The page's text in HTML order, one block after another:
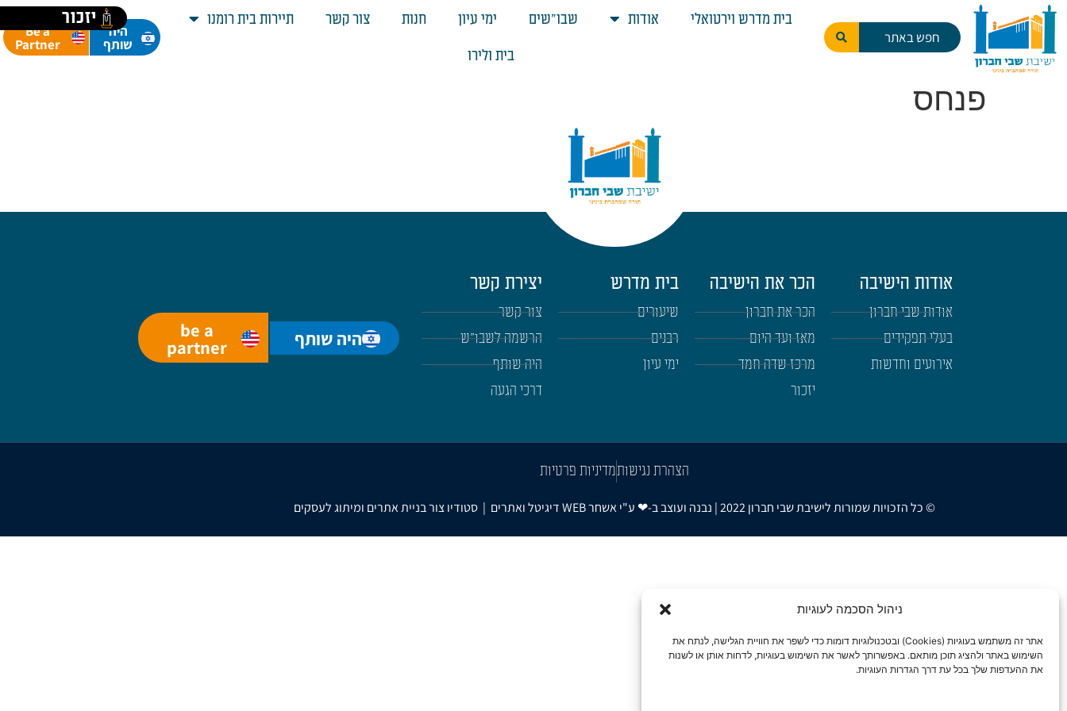
ניהול הסכמה לעוגיות
אתר זה משתמש בעוגיות (Cookies) ובטכנולוגיות דומות כדי לשפר את חוויית הגלישה, לנתח את
השימוש באתר ולהציג תוכן מותאם. באפשרותך לאשר את השימוש בעוגיות, לדחות אותן או לשנות
את ההעדפות שלך בכל עת דרך הגדרות העוגיות.
לתוכן יזכור בית מדרש וירטואלי אודות שבו"שים ימי עיון חנות צור קשר תיירות בית רומנו
בית ולירו
היה
שותף
Be a
Partner
פנחס
אודות הישיבה
אודות שבי חברון
בעלי תפקידים
אירועים וחדשות
הכר את הישיבה
הכר את חברון
מאז ועד היום
מרכז שדה חמד
יזכור
בית מדרש
שיעורים
רבנים
ימי עיון
יצירת קשר
צור קשר
הרשמה לשבו"ש
היה שותף
דרכי הגעה
היה שותף be a
partner
הצהרת נגישותמדיניות פרטיות
© כל הזכויות שמורות לישיבת שבי חברון 2022 | נבנה ועוצב ב-❤ ע"י אשחר WEB דיגיטל ואתרים | סטודיו צור בניית אתרים ומיתוג לעסקים